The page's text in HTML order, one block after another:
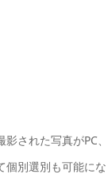
された写真がPC
別選別も可能にな